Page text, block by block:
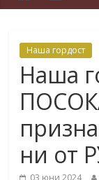
Наша гордост
Наша
ни от
03 юни 2024